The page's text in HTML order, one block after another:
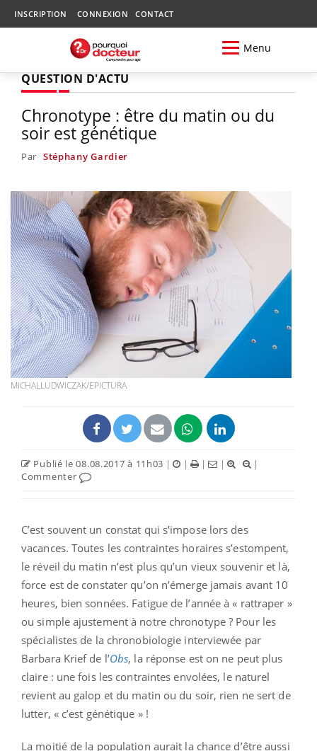
INSCRIPTION CONNEXION CONTACT
Menu
QUESTION D'ACTU
Chronotype : être du matin ou du
soir est génétique
Par Stéphany Gardier
MICHALLUDWICZAK/EPICTURA
Publié le 08.08.2017 à 11h03 | | | |
|
Commenter
C’est souvent un constat qui s’impose lors des
vacances. Toutes les contraintes horaires s’estompent,
le réveil du matin n’est plus qu’un vieux souvenir et là,
force est de constater qu’on n’émerge jamais avant 10
heures, bien sonnées. Fatigue de l’année à « rattraper »
ou simple ajustement à notre chronotype ? Pour les
spécialistes de la chronobiologie interviewée par
Barbara Krief de l’Obs, la réponse est on ne peut plus
claire : une fois les contraintes envolées, le naturel
revient au galop et du matin ou du soir, rien ne sert de
lutter, « c’est génétique » !
La moitié de la population aurait la chance d’être aussi